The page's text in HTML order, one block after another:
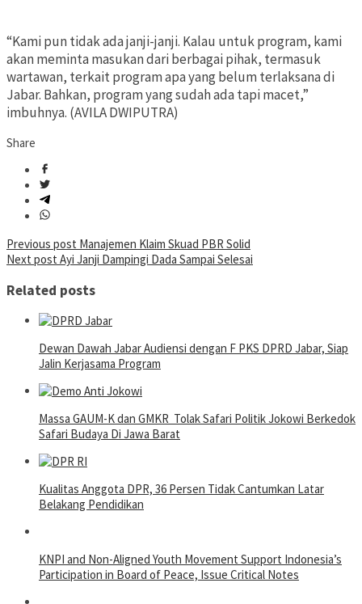
“Kami pun tidak ada janji-janji. Kalau untuk program, kami
akan meminta masukan dari berbagai pihak, termasuk
wartawan, terkait program apa yang belum terlaksana di
Jabar. Bahkan, program yang sudah ada tapi macet,”
imbuhnya. (AVILA DWIPUTRA)
Share
Post
navigation
Previous post Manajemen Klaim Skuad PBR Solid
Next post Ayi Janji Dampingi Dada Sampai Selesai
Related posts
Dewan Dawah Jabar Audiensi dengan F PKS DPRD Jabar, Siap
Jalin Kerjasama Program
Massa GAUM-K dan GMKR Tolak Safari Politik Jokowi Berkedok
Safari Budaya Di Jawa Barat
Kualitas Anggota DPR, 36 Persen Tidak Cantumkan Latar
Belakang Pendidikan
KNPI and Non-Aligned Youth Movement Support Indonesia’s
Participation in Board of Peace, Issue Critical Notes